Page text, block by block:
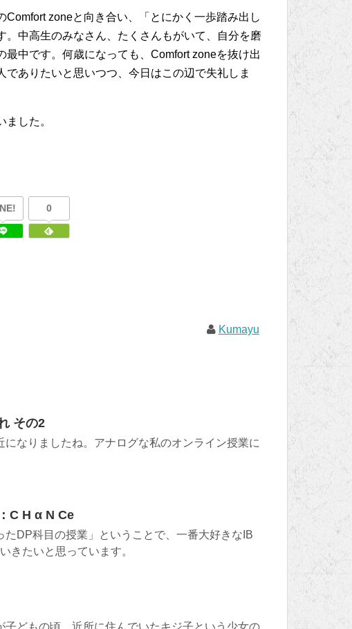
zoneと向き合い、「とにかく一歩踏み出し
中高生のみなさん、たくさんもがいて、自分を磨
中です。何歳になっても、Comfort zoneを抜け出
ありたいと思いつつ、今日はこの辺で失礼しま
した。
0
Kumayu
その2
になりましたね。アナログな私のオンライン授業に
C H α N Ce
たDP科目の授業」ということで、一番大好きなIB
きたいと思っています。
子どもの頃、近所に住んでいたキジ子という少女の